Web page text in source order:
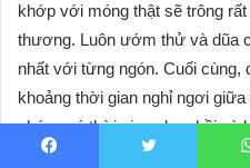
khớp với móng thật sẽ trông
thương. Luôn ướm thử và dũa
nhất với từng ngón. Cuối cùng,
khoảng thời gian nghỉ ngơi giữa
chúng có thời gian phục hồi và